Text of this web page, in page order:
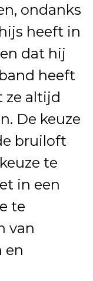
ondanks
heeft in
dat hij
heeft
ze altijd
De keuze
bruiloft
te
in een
te
van
en